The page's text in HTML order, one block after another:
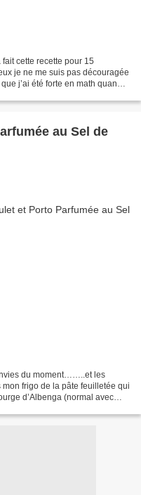
cette recette pour 15
je ne me suis pas découragée
j’ai été forte en math quand
au Sel de
du moment……..et les
frigo de la pâte feuilletée qui
d’Albenga (normal avec